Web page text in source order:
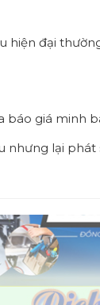
đại
giá minh
nhưng lại